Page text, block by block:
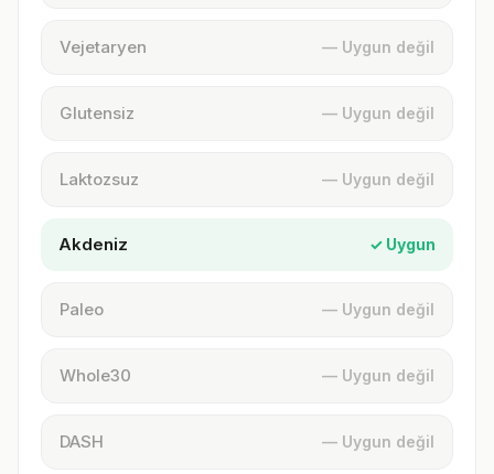
Vejetaryen — Uygun değil
Glutensiz — Uygun değil
Laktozsuz — Uygun değil
Akdeniz ✓ Uygun
Paleo — Uygun değil
Whole30 — Uygun değil
DASH — Uygun değil